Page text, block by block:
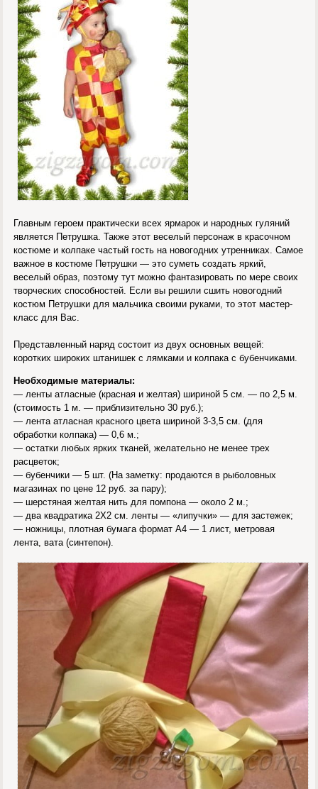
Главным героем практически всех ярмарок и народных гуляний
является Петрушка. Также этот веселый персонаж в красочном
костюме и колпаке частый гость на новогодних утренниках. Самое
важное в костюме Петрушки — это суметь создать яркий,
веселый образ, поэтому тут можно фантазировать по мере своих
творческих способностей. Если вы решили сшить новогодний
костюм Петрушки для мальчика своими руками, то этот мастер-
класс для Вас.
Представленный наряд состоит из двух основных вещей:
коротких широких штанишек с лямками и колпака с бубенчиками.
Необходимые материалы:
— ленты атласные (красная и желтая) шириной 5 см. — по 2,5 м.
(стоимость 1 м. — приблизительно 30 руб.);
— лента атласная красного цвета шириной 3-3,5 см. (для
обработки колпака) — 0,6 м.;
— остатки любых ярких тканей, желательно не менее трех
расцветок;
— бубенчики — 5 шт. (На заметку: продаются в рыболовных
магазинах по цене 12 руб. за пару);
— шерстяная желтая нить для помпона — около 2 м.;
— два квадратика 2Х2 см. ленты — «липучки» — для застежек;
— ножницы, плотная бумага формат А4 — 1 лист, метровая
лента, вата (синтепон).